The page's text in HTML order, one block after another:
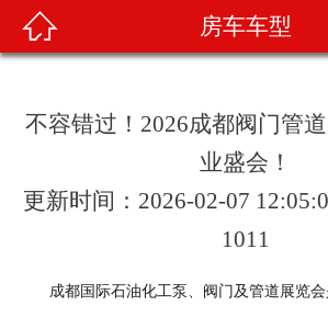
 房车车型
不容错过！2026成都阀门管
业盛会！
更新时间：2026-02-07
1011
成都国际石油化工泵、阀门及管道展览会